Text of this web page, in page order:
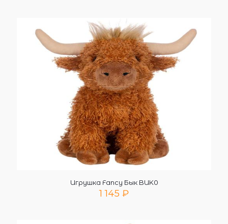
Игрушка Fancy Бык BUK0
1 145 ₽